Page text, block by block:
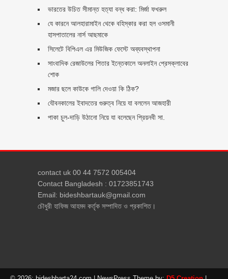
ভারতের উচিত সীমান্ত হত্যা বন্ধ করা: মির্জা ফখরুল
যে কারনে আলহারামাইন থেকে বহিস্কার করা হল ওসমানী
হাসপাতালের নার্স আছমাকে
সিলেটে বিপিএল এর মিউজিক ফেস্টে অব্যবস্থাপনা
সাংবাদিক রেজাউলের পিতার ইন্তেকালে অনলাইন প্রেসক্লাবের
শোক
মজার ছলে কাউকে গালি দেওয়া কি ঠিক?
যৌবনকালের ইবাদতের গুরুত্ব নিয়ে যা বললেন আজহারী
পাকা চুল-দাড়ি উঠানো নিয়ে যা বলেছেন প্রিয়নবী সা.
contact uk 00 44 7572 005404
Contact Bangladesh : 01723851743
Email: bideshbartauk@gmail.com
চৌধুরী হাফিজ আহমদ কর্তৃক সম্পাদিত ও প্রকাশিত।